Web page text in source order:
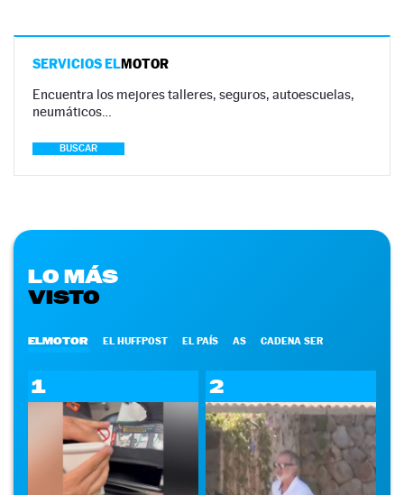
SERVICIOS ELMOTOR
Encuentra los mejores talleres, seguros, autoescuelas,
neumáticos…
BUSCAR
LO MÁS
VISTO
ELMOTOR EL HUFFPOST EL PAÍS AS CADENA SER
1 2